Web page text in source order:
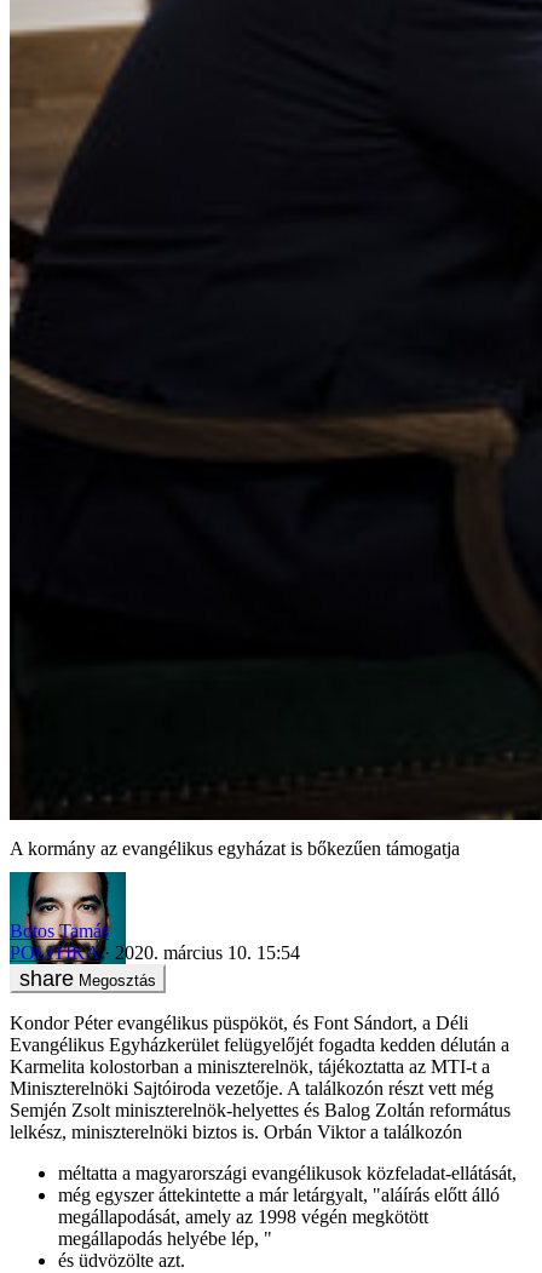
A kormány az evangélikus egyházat is bőkezűen támogatja
Botos Tamás
POLITIKA
2020. március 10. 15:54
Megosztás
Kondor Péter evangélikus püspököt, és Font Sándort, a Déli
Evangélikus Egyházkerület felügyelőjét fogadta kedden délután a
Karmelita kolostorban a miniszterelnök, tájékoztatta az MTI-t a
Miniszterelnöki Sajtóiroda vezetője. A találkozón részt vett még
Semjén Zsolt miniszterelnök-helyettes és Balog Zoltán református
lelkész, miniszterelnöki biztos is. Orbán Viktor a találkozón
méltatta a magyarországi evangélikusok közfeladat-ellátását,
még egyszer áttekintette a már letárgyalt, "aláírás előtt álló
megállapodását, amely az 1998 végén megkötött
megállapodás helyébe lép, "
és üdvözölte azt.